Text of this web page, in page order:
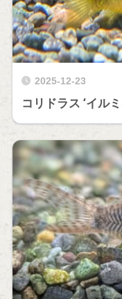
2025-12-23
コリドラス ‘イル